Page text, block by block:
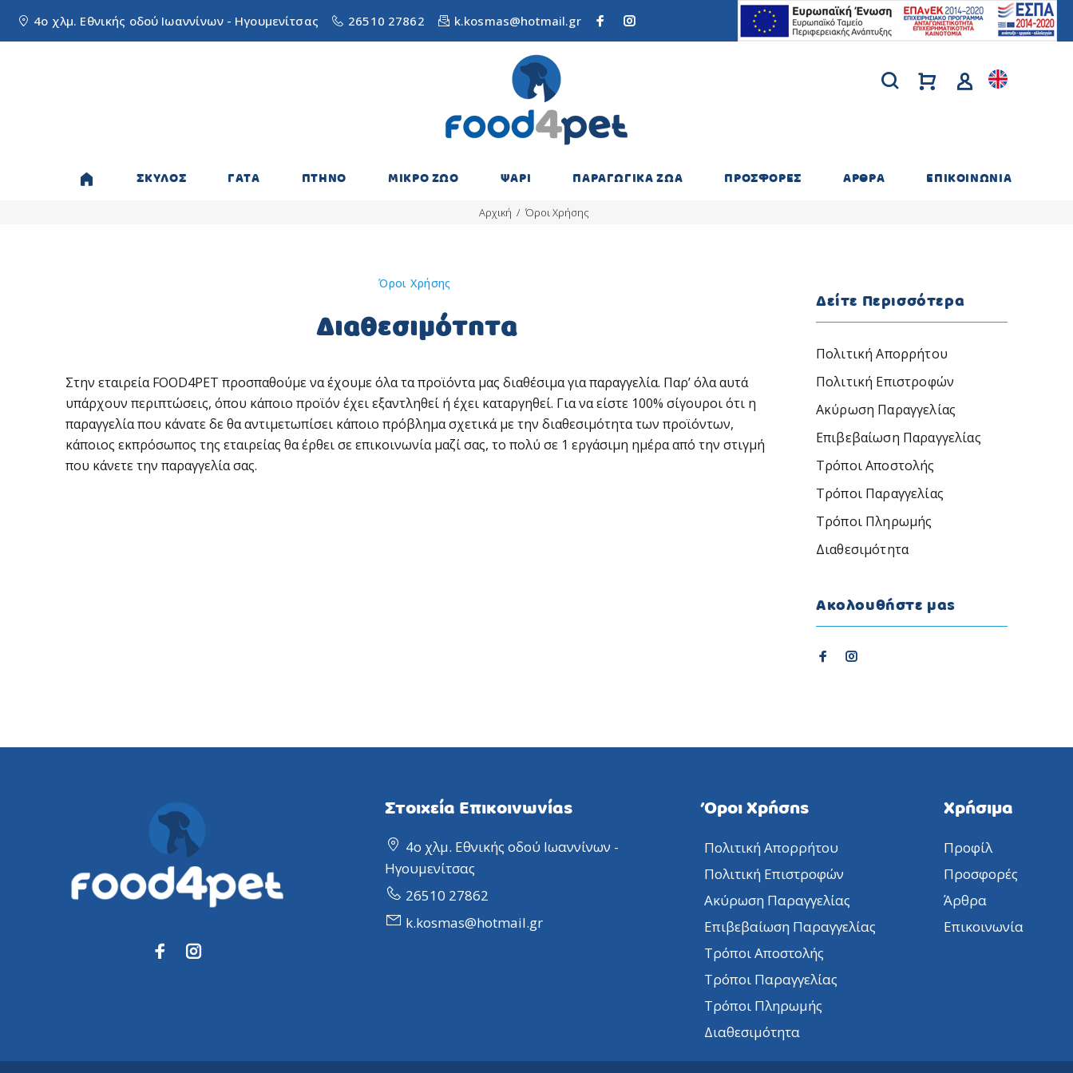
4ο χλμ. Εθνικής οδού Ιωαννίνων - Ηγουμενίτσας 26510 27862 k.kosmas@hotmail.gr
ΣΚΥΛΟΣ ΓΑΤΑ ΠΤΗΝΟ ΜΙΚΡΟ ΖΩΟ ΨΑΡΙ ΠΑΡΑΓΩΓΙΚΑ ΖΩΑ ΠΡΟΣΦΟΡΕΣ ΑΡΘΡΑ ΕΠΙΚΟΙΝΩΝΙΑ
Αρχική Όροι Χρήσης
Όροι Χρήσης
Διαθεσιμότητα
Στην εταιρεία FOOD4PET προσπαθούμε να έχουμε όλα τα προϊόντα μας διαθέσιμα για παραγγελία. Παρ’ όλα αυτά
υπάρχουν περιπτώσεις, όπου κάποιο προϊόν έχει εξαντληθεί ή έχει καταργηθεί. Για να είστε 100% σίγουροι ότι η
παραγγελία που κάνατε δε θα αντιμετωπίσει κάποιο πρόβλημα σχετικά με την διαθεσιμότητα των προϊόντων,
κάποιος εκπρόσωπος της εταιρείας θα έρθει σε επικοινωνία μαζί σας, το πολύ σε 1 εργάσιμη ημέρα από την στιγμή
που κάνετε την παραγγελία σας.
Δείτε Περισσότερα
Πολιτική Απορρήτου
Πολιτική Επιστροφών
Ακύρωση Παραγγελίας
Επιβεβαίωση Παραγγελίας
Τρόποι Αποστολής
Τρόποι Παραγγελίας
Τρόποι Πληρωμής
Διαθεσιμότητα
Ακολουθήστε μας
Στοιχεία Επικοινωνίας
4ο χλμ. Εθνικής οδού Ιωαννίνων -
Ηγουμενίτσας
26510 27862
k.kosmas@hotmail.gr
Όροι Χρήσης
Πολιτική Απορρήτου
Πολιτική Επιστροφών
Ακύρωση Παραγγελίας
Επιβεβαίωση Παραγγελίας
Τρόποι Αποστολής
Τρόποι Παραγγελίας
Τρόποι Πληρωμής
Διαθεσιμότητα
Χρήσιμα
Προφίλ
Προσφορές
Άρθρα
Επικοινωνία